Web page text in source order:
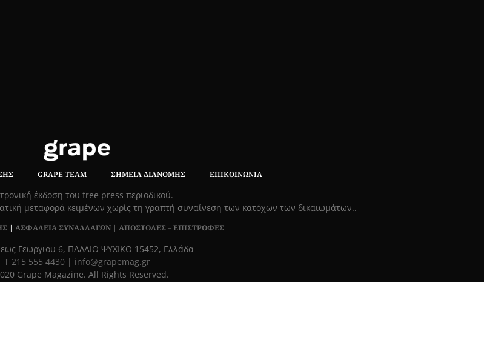
GRAPE TEAM ΣΗΜΕΊΑ ΔΙΑΝΟΜΉΣ ΕΠΙΚΟΙΝΩΝΊΑ
έκδοση του free press περιοδικού.
μεταφορά κειμένων χωρίς τη γραπτή συναίνεση των κατόχων των δικαιωμάτων..
| ΑΣΦΑΛΕΙΑ ΣΥΝΑΛΛΑΓΩΝ | ΑΠΟΣΤΟΛΕΣ – ΕΠΙΣΤΡΟΦΕΣ
Γεωργιου 6, ΠΑΛΑΙΟ ΨΥΧΙΚΟ 15452, Ελλάδα
Τ 215 555 4430| info@grapemag.gr
Grape Magazine. All Rights Reserved.